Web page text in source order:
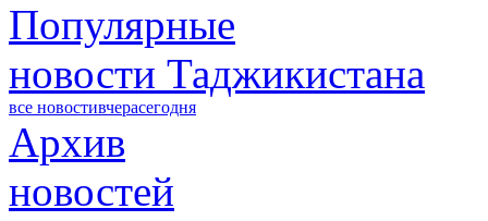
Популярные
новости Таджикистана
все новостивчерасегодня
Архив
новостей